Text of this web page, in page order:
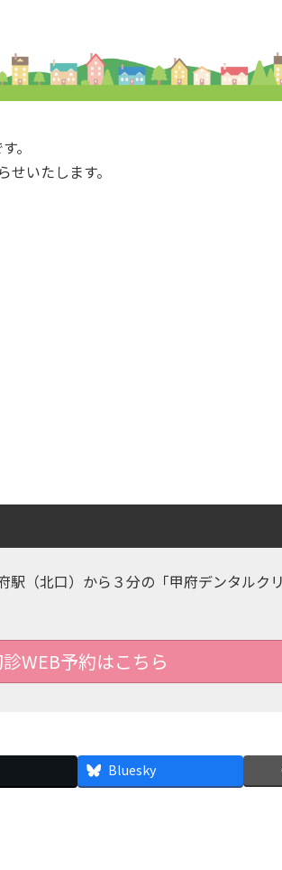
。
いたします。
（北口）から３分の「甲府デンタルク
WEB予約はこちら
Bluesky